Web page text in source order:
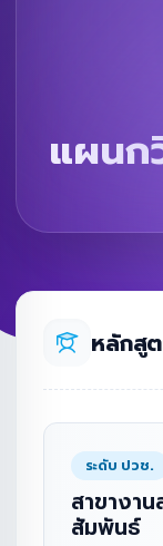
แผน
หลักสู
ระดับ ปวช.
สาขางา
สัมพันธ์